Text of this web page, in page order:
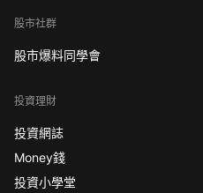
股市社群
股市爆料同學會
投資理財
投資網誌
Money錢
投資小學堂